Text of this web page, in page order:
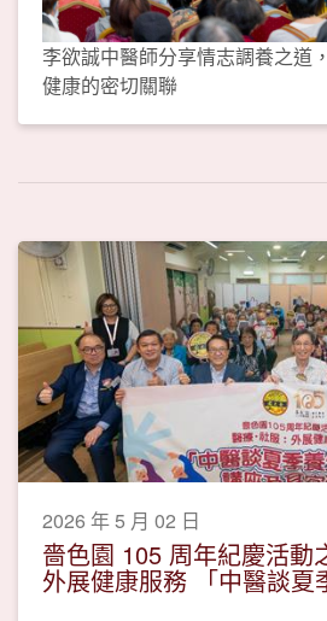
李欲誠中醫師分享情志調養之道
健康的密切關聯
2026 年 5 月 02 日
嗇色園 105 周年紀慶活動
外展健康服務 「中醫談夏